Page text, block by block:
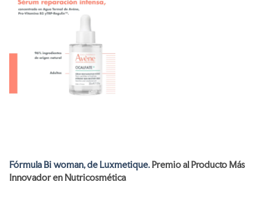
Fórmula Bi woman, de Luxmetique. Premio al Producto Más
Innovador en Nutricosmética